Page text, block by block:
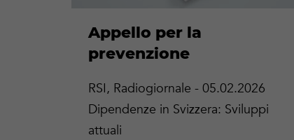
Appello per la
prevenzione
RSI, Radiogiornale - 05.02.2026
Dipendenze in Svizzera: Sviluppi
attuali